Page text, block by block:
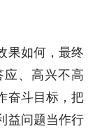
果如何，最终
、高兴不高
奋斗目标，把
益问题当作行